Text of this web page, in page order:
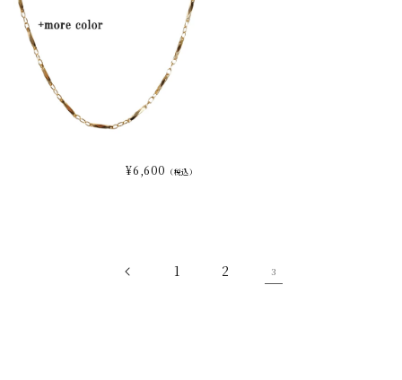
¥6,600 （税込）
1 2 3